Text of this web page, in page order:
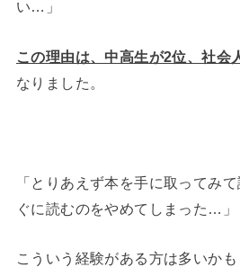
い…」
この理由は、中高生が2位、社会
なりました。
「とりあえず本を手に取ってみ
ぐに読むのをやめてしまった…」
こういう経験がある方は多いかも